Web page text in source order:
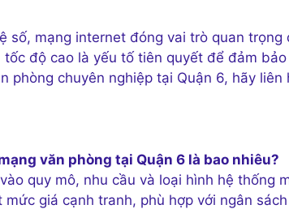
số, mạng internet đóng vai trò quan
độ cao là yếu tố tiên quyết để đảm
phòng chuyên nghiệp tại Quận 6, hãy liên
văn phòng tại Quận 6 là bao nhiêu?
quy mô, nhu cầu và loại hình hệ thống
mức giá cạnh tranh, phù hợp với ngân